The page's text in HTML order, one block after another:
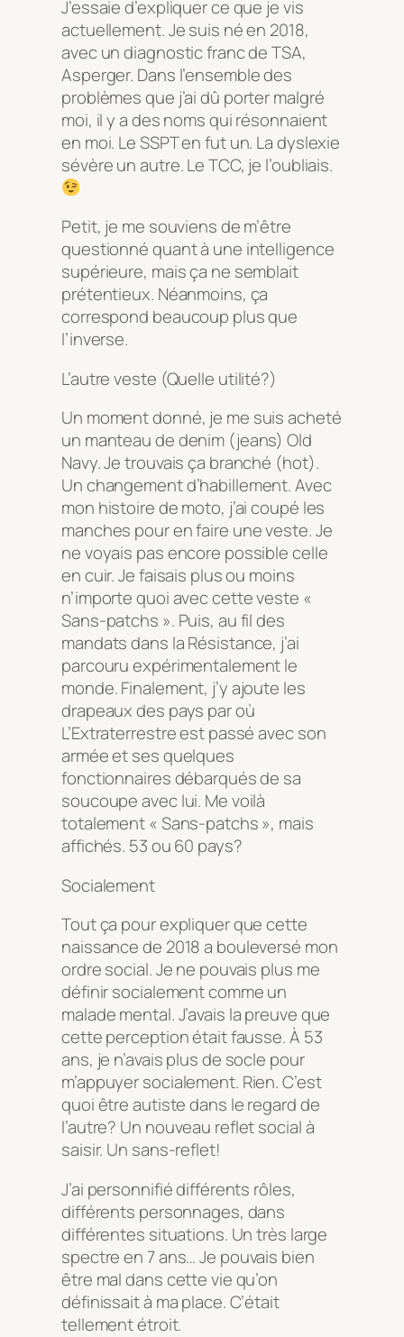
J’essaie d’expliquer ce que je vis
actuellement. Je suis né en 2018,
avec un diagnostic franc de TSA,
Asperger. Dans l’ensemble des
problèmes que j’ai dû porter malgré
moi, il y a des noms qui résonnaient
en moi. Le SSPT en fut un. La dyslexie
sévère un autre. Le TCC, je l’oubliais.
Petit, je me souviens de m’être
questionné quant à une intelligence
supérieure, mais ça ne semblait
prétentieux. Néanmoins, ça
correspond beaucoup plus que
l’inverse.
L’autre veste (Quelle utilité?)
Un moment donné, je me suis acheté
un manteau de denim (jeans) Old
Navy. Je trouvais ça branché (hot).
Un changement d’habillement. Avec
mon histoire de moto, j’ai coupé les
manches pour en faire une veste. Je
ne voyais pas encore possible celle
en cuir. Je faisais plus ou moins
n’importe quoi avec cette veste «
Sans-patchs ». Puis, au fil des
mandats dans la Résistance, j’ai
parcouru expérimentalement le
monde. Finalement, j’y ajoute les
drapeaux des pays par où
L’Extraterrestre est passé avec son
armée et ses quelques
fonctionnaires débarqués de sa
soucoupe avec lui. Me voilà
totalement « Sans-patchs », mais
affichés. 53 ou 60 pays?
Socialement
Tout ça pour expliquer que cette
naissance de 2018 a bouleversé mon
ordre social. Je ne pouvais plus me
définir socialement comme un
malade mental. J’avais la preuve que
cette perception était fausse. À 53
ans, je n’avais plus de socle pour
m’appuyer socialement. Rien. C’est
quoi être autiste dans le regard de
l’autre? Un nouveau reflet social à
saisir. Un sans-reflet!
J’ai personnifié différents rôles,
différents personnages, dans
différentes situations. Un très large
spectre en 7 ans… Je pouvais bien
être mal dans cette vie qu’on
définissait à ma place. C’était
tellement étroit.